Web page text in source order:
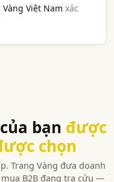
Việt Nam xác
bạn được
chọn
Trang Vàng đưa doanh
B2B đang tra cứu —